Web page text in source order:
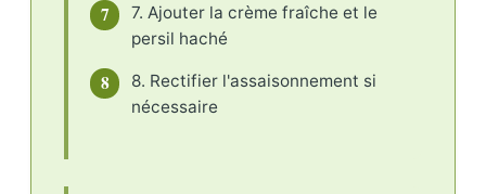
7
7. Ajouter la crème fraîche et le
persil haché
8
8. Rectifier l'assaisonnement si
nécessaire